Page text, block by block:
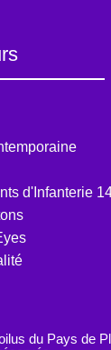
d'Infanterie
du Pays de